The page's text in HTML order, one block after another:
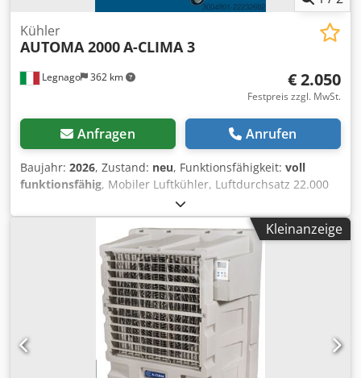
Legnago 362 km
Kühler
AUTOMA 2000A-CLIMA 3
€ 2.050
Festpreis zzgl. MwSt.
Anfragen Anrufen
Baujahr: 2026, Zustand: neu, Funktionsfähigkeit: voll
funktionsfähig, Mobiler Luftkühler, Luftdurchsatz 22.000
m³/h, AUTOMA 2000 A-CLIMA 3. Dksdpfszhtxyox Akzer
Kleinanzeige